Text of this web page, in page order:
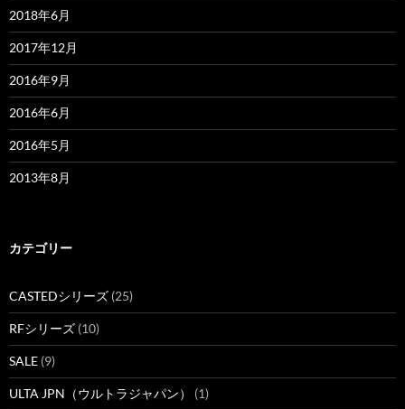
2018年6月
2017年12月
2016年9月
2016年6月
2016年5月
2013年8月
カテゴリー
CASTEDシリーズ (25)
RFシリーズ (10)
SALE (9)
ULTA JPN（ウルトラジャパン） (1)